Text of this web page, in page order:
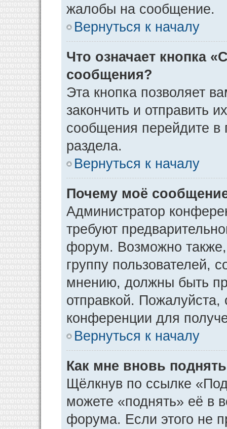
жалобы на сообщение.
Вернуться к началу
Что означает кнопка
сообщения?
Эта кнопка позволяет
закончить и отправить
сообщения перейдите в
раздела.
Вернуться к началу
Почему моё
Администратор
требуют
форум. Возможно
группу пользователей,
мнению, должны быть
отправкой.
конференции для
Вернуться к началу
Как мне вновь
Щёлкнув по ссылке
можете «поднять» её в
форума. Если этого не